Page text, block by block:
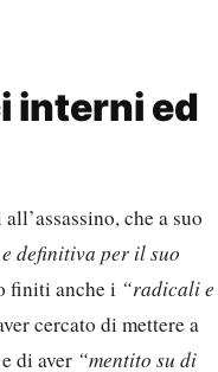
interni ed
che a suo
definitiva per il suo
finiti anche i “radicali e
cercato di mettere a
e di aver “mentito su di